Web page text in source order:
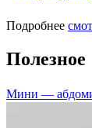
Подробнее
Полезное
Мини —